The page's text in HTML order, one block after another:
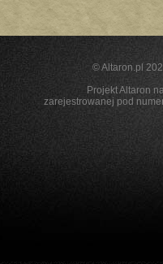
©Altaron.pl
Projekt Altaron
zarejestrowanej pod